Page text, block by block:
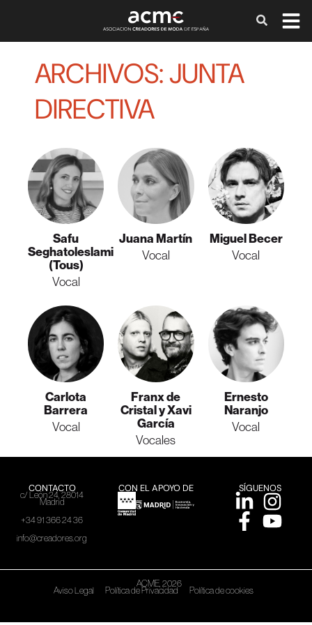
ARCHIVOS: JUNTA
DIRECTIVA
Safu
Seghatoleslami
(Tous)
Vocal
Juana Martín
Vocal
Miguel Becer
Vocal
Carlota
Barrera
Vocal
Franx de
Cristal y Xavi
García
Vocales
Ernesto
Naranjo
Vocal
CONTACTO
c/ León 24, 28014
Madrid
+34 91 366 24 36
info@creadores.org
CON EL APOYO DE SÍGUENOS
ACME, 2026
Aviso Legal Política de Privacidad Política de cookies